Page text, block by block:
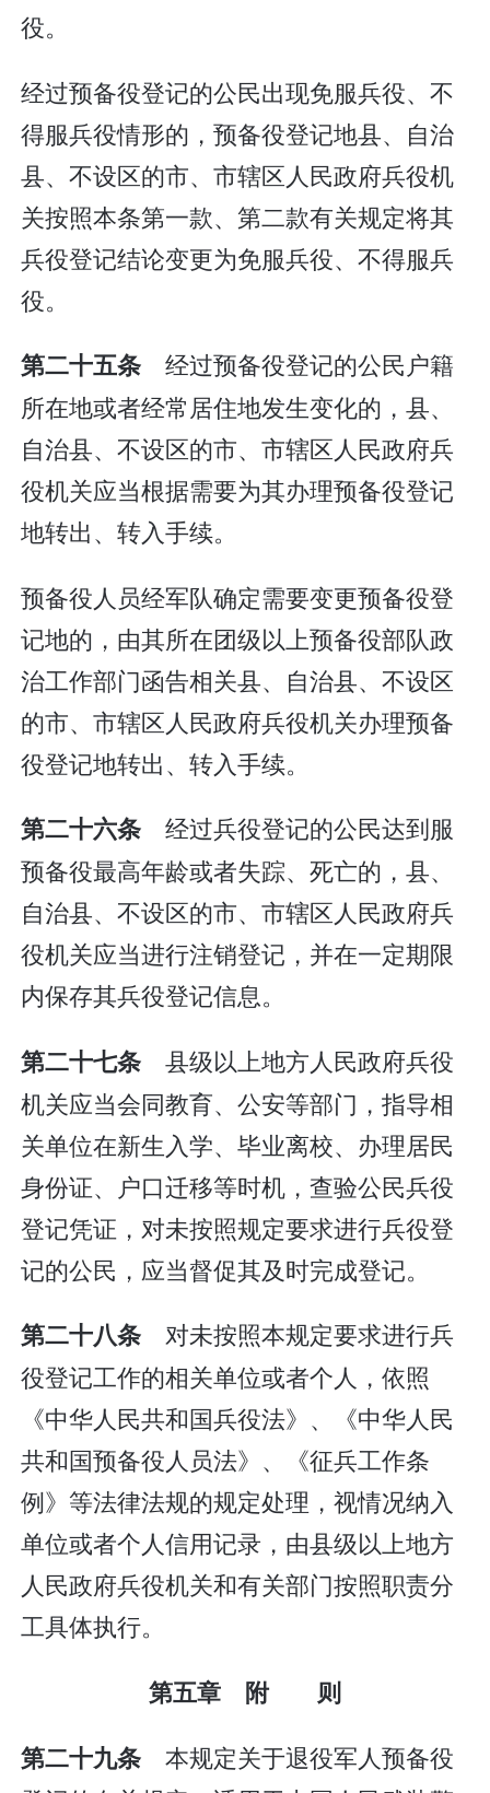
役。
经过预备役登记的公民出现免服兵役、不
得服兵役情形的，预备役登记地县、自治
县、不设区的市、市辖区人民政府兵役机
关按照本条第一款、第二款有关规定将其
兵役登记结论变更为免服兵役、不得服兵
役。
第二十五条经过预备役登记的公民户籍
所在地或者经常居住地发生变化的，县、
自治县、不设区的市、市辖区人民政府兵
役机关应当根据需要为其办理预备役登记
地转出、转入手续。
预备役人员经军队确定需要变更预备役登
记地的，由其所在团级以上预备役部队政
治工作部门函告相关县、自治县、不设区
的市、市辖区人民政府兵役机关办理预备
役登记地转出、转入手续。
第二十六条经过兵役登记的公民达到服
预备役最高年龄或者失踪、死亡的，县、
自治县、不设区的市、市辖区人民政府兵
役机关应当进行注销登记，并在一定期限
内保存其兵役登记信息。
第二十七条县级以上地方人民政府兵役
机关应当会同教育、公安等部门，指导相
关单位在新生入学、毕业离校、办理居民
身份证、户口迁移等时机，查验公民兵役
登记凭证，对未按照规定要求进行兵役登
记的公民，应当督促其及时完成登记。
第二十八条对未按照本规定要求进行兵
役登记工作的相关单位或者个人，依照
《中华人民共和国兵役法》、《中华人民
共和国预备役人员法》、《征兵工作条
例》等法律法规的规定处理，视情况纳入
单位或者个人信用记录，由县级以上地方
人民政府兵役机关和有关部门按照职责分
工具体执行。
第五章 附 则
第二十九条 本规定关于退役军人预备役